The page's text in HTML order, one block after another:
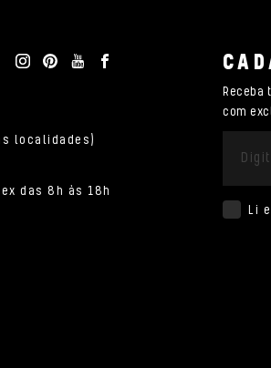
localidades)
das 8h às 18h
Receba
com
Li